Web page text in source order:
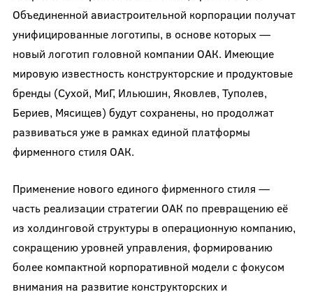
Объединенной авиастроительной корпорации получат
унифицированные логотипы, в основе которых —
новый логотип головной компании ОАК. Имеющие
мировую известность конструкторские и продуктовые
бренды (Сухой, МиГ, Ильюшин, Яковлев, Туполев,
Бериев, Мясищев) будут сохранены, но продолжат
развиваться уже в рамках единой платформы
фирменного стиля ОАК.
Применение нового единого фирменного стиля —
часть реализации стратегии ОАК по превращению её
из холдинговой структуры в операционную компанию,
сокращению уровней управления, формированию
более компактной корпоративной модели с фокусом
внимания на развитие конструкторских и